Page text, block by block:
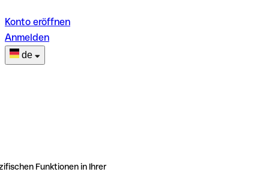
Konto eröffnen
Anmelden
de
Funktionen in Ihrer